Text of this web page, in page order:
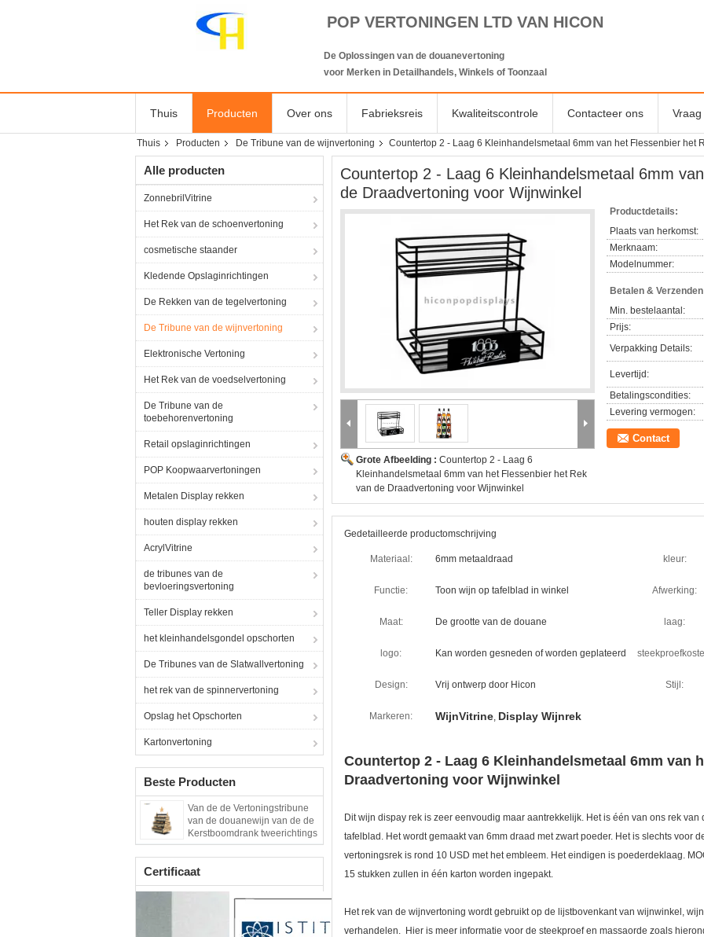
POP VERTONINGEN LTD VAN HICON
De Oplossingen van de douanevertoning
voor Merken in Detailhandels, Winkels of Toonzaal
Thuis Producten Over ons Fabrieksreis Kwaliteitscontrole Contacteer ons
Thuis Producten De Tribune van de wijnvertoning Countertop 2 - Laag 6 Kleinhandelsmetaal 6mm van het Flessenbier het
Alle producten
ZonnebrilVitrine
Het Rek van de schoenvertoning
cosmetische staander
Kledende Opslaginrichtingen
De Rekken van de tegelvertoning
De Tribune van de wijnvertoning
Elektronische Vertoning
Het Rek van de voedselvertoning
De Tribune van de
toebehorenvertoning
Retail opslaginrichtingen
POP Koopwaarvertoningen
Metalen Display rekken
houten display rekken
AcrylVitrine
de tribunes van de
bevloeringsvertoning
Teller Display rekken
het kleinhandelsgondel opschorten
De Tribunes van de Slatwallvertoning
het rek van de spinnervertoning
Opslag het Opschorten
Kartonvertoning
Beste Producten
Van de de Vertoningstribune
van de douanewijn van de de
Kerstboomdrank tweerichtings
de Vertoningstribune
Certificaat
Countertop 2 - Laag 6 Kleinhandelsmetaal 6mm
de Draadvertoning voor Wijnwinkel
Grote Afbeelding : Countertop 2 - Laag 6
Kleinhandelsmetaal 6mm van het Flessenbier het Rek
van de Draadvertoning voor Wijnwinkel
Productdetails:
Plaats van herkomst:
Merknaam:
Modelnummer:
Betalen &
Min. bestelaantal:
Prijs:
Verpakking Details:
Levertijd:
Betalingscondities:
Levering vermogen:
Contact
Gedetailleerde productomschrijving
Materiaal: 6mm metaaldraad kleur:
Functie: Toon wijn op tafelblad in winkel Afwerking:
Maat: De grootte van de douane laag:
logo: Kan worden gesneden of worden geplateerd
Design: Vrij ontwerp door Hicon Stijl:
Markeren: WijnVitrine, Display Wijnrek
Countertop 2 - Laag 6 Kleinhandelsmetaal 6mm van
Draadvertoning voor Wijnwinkel
Dit wijn dispay rek is zeer eenvoudig maar aantrekkelijk. Het is één van ons rek
tafelblad. Het wordt gemaakt van 6mm draad met zwart poeder. Het is slechts voor
vertoningsrek is rond 10 USD met het embleem. Het eindigen is poederdeklaag.
15 stukken zullen in één karton worden ingepakt.
Het rek van de wijnvertoning wordt gebruikt op de lijstbovenkant van wijnwinkel,
verhandelen. Hier is meer informatie voor de steekproef en massaorde zoals